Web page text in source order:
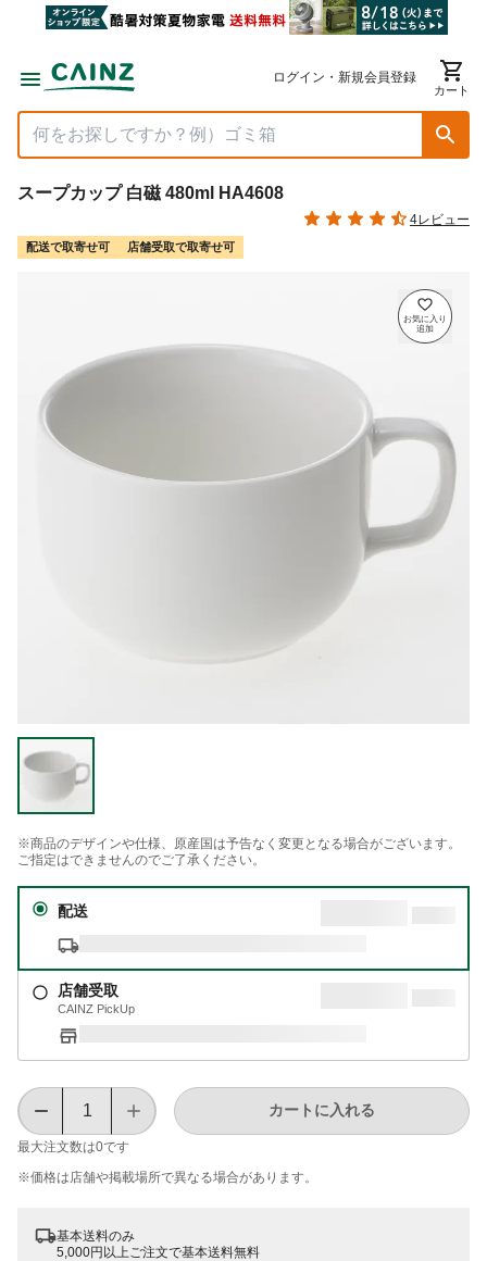
ログイン・新規会員登録
カート
スープカップ 白磁 480ml HA4608
4レビュー
配送で取寄せ可 店舗受取で取寄せ可
※商品のデザインや仕様、原産国は予告なく変更となる場合がございます。
ご指定はできませんのでご了承ください。
配送
店舗受取
CAINZ PickUp
最大注文数は0です
カートに入れる
※価格は​店舗や​掲載場所で​異なる​場合が​あります。
基本送料のみ
5,000円以上ご注文で基本送料無料